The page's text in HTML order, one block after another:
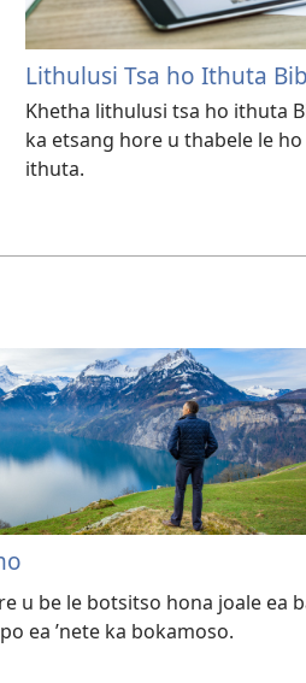
Lithulusi Tsa ho Ithuta
Khetha lithulusi tsa ho ithuta
ka etsang hore u thabele le
ithuta.
u be le botsitso hona joale ea
ea ’nete ka bokamoso.